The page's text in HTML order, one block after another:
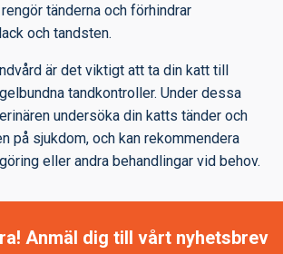
tänderna och förhindrar
och tandsten.
är det viktigt att ta din katt till
tandkontroller. Under dessa
undersöka din katts tänder och
på sjukdom, och kan rekommendera
eller andra behandlingar vid behov.
Anmäl dig till vårt nyhetsbrev